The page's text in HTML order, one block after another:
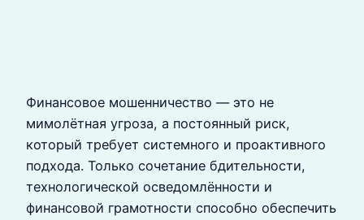
Финансовое мошенничество — это не
мимолётная угроза, а постоянный риск,
который требует системного и проактивного
подхода. Только сочетание бдительности,
технологической осведомлённости и
финансовой грамотности способно обеспечить